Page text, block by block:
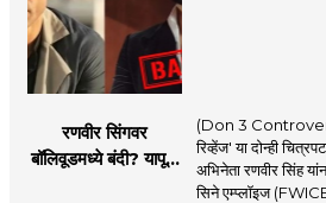
रणवीर सिंगवर
बॉलिवूडमध्ये बंदी? यापूर्वी
(Don 3
रिव्हेंज' या दोन्ही
अभिनेता रणवीर सिंह
सिने एम्प्लॉइज